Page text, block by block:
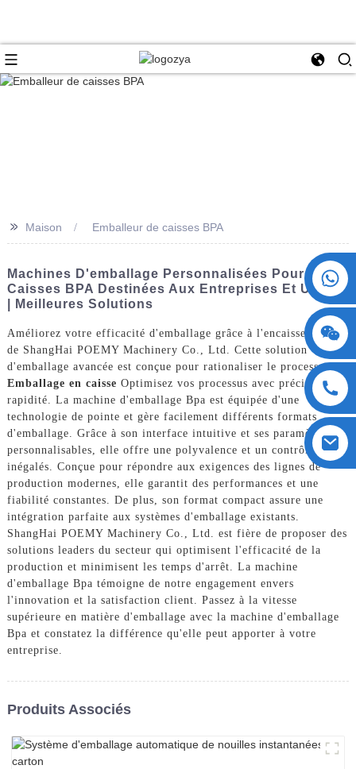
+86 15730993174
>> Maison Emballeur de caisses BPA
Machines D'emballage Personnalisées Pour
Caisses BPA Destinées Aux Entreprises Et Usines
| Meilleures Solutions
Améliorez votre efficacité d'emballage grâce à l'encaisseuse BPA
de ShangHai POEMY Machinery Co., Ltd. Cette solution
d'emballage avancée est conçue pour rationaliser le processus.
Emballage en caisse Optimisez vos processus avec précision et
rapidité. La machine d'emballage Bpa est équipée d'une
technologie de pointe et gère facilement différents formats
d'emballage. Grâce à son interface intuitive et ses paramètres
personnalisables, elle offre une polyvalence et un contrôle
inégalés. Conçue pour répondre aux exigences des lignes de
production modernes, elle garantit des performances et une
fiabilité constantes. De plus, son format compact assure une
intégration parfaite aux systèmes d'emballage existants.
ShangHai POEMY Machinery Co., Ltd. est fière de proposer des
solutions leaders du secteur qui optimisent l'efficacité de la
production et minimisent les temps d'arrêt. La machine
d'emballage Bpa témoigne de notre engagement envers
l'innovation et la satisfaction client. Passez à la vitesse
supérieure en matière d'emballage avec la machine d'emballage
Bpa et constatez la différence qu'elle peut apporter à votre
entreprise.
Produits Associés